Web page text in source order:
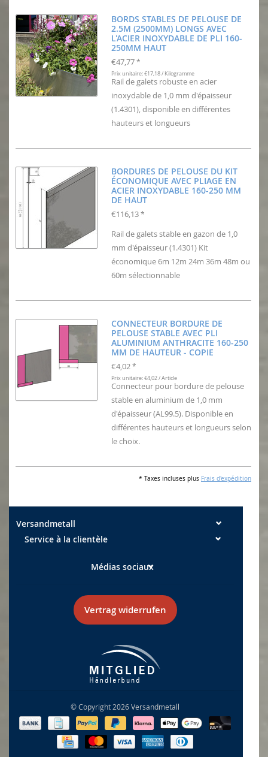
BORDS STABLES DE PELOUSE DE
2.5M (2500MM) LONGS AVEC
L'ACIER INOXYDABLE DE PLI 160-
250MM HAUT
€47,77 *
Prix unitaire: €17,18 / Kilogramme
Rail de galets robuste en acier
inoxydable de 1,0 mm d'épaisseur
(1.4301), disponible en différentes
hauteurs et longueurs
BORDURES DE PELOUSE DU KIT
ÉCONOMIQUE AVEC PLIAGE EN
ACIER INOXYDABLE 160-250 MM
DE HAUT
€116,13 *
Rail de galets stable en gazon de 1,0
mm d'épaisseur (1.4301) Kit
économique 6m 12m 24m 36m 48m ou
60m sélectionnable
CONNECTEUR BORDURE DE
PELOUSE STABLE AVEC PLI
ALUMINIUM ANTHRACITE 160-250
MM DE HAUTEUR - COPIE
€4,02 *
Prix unitaire: €4,02 / Article
Connecteur pour bordure de pelouse
stable en aluminium de 1,0 mm
d'épaisseur (AL99.5). Disponible en
différentes hauteurs et longueurs selon
le choix.
* Taxes incluses plus Frais d'expédition
Versandmetall
Service à la clientèle
Médias sociaux
Vertrag widerrufen
© Copyright 2026 Versandmetall